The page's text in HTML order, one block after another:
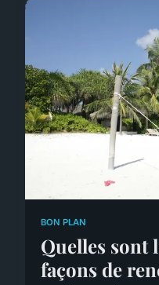
BON PLAN
Quelles sont
façons de